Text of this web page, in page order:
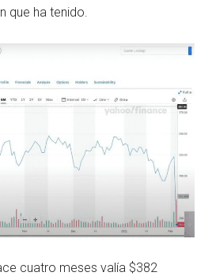
que ha tenido.
cuatro meses valía $382